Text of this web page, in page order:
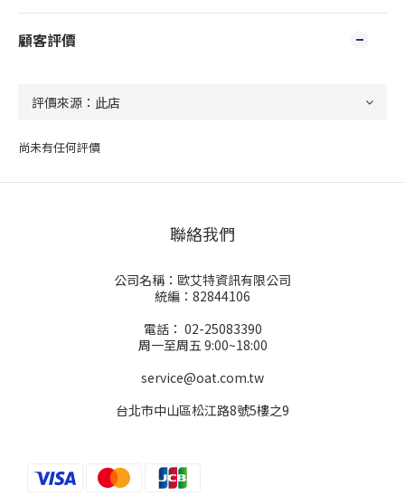
顧客評價
尚未有任何評價
聯絡我們
公司名稱：歐艾特資訊有限公司
統編：82844106
電話： 02-25083390
周一至周五 9:00~18:00
service@oat.com.tw
台北市中山區松江路8號5樓之9